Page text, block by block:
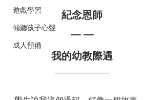
遊戲學習
傾聽孩子心聲
成人預備
紀念恩師
— —
我的幼教際遇